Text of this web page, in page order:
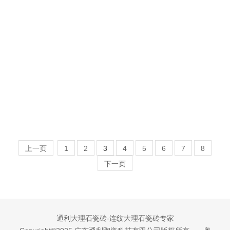
[新品] [新品]
上一页 1 2 3 4 5 6 7
8
下一页
通利大理石瓷砖-连纹大理石瓷砖专家